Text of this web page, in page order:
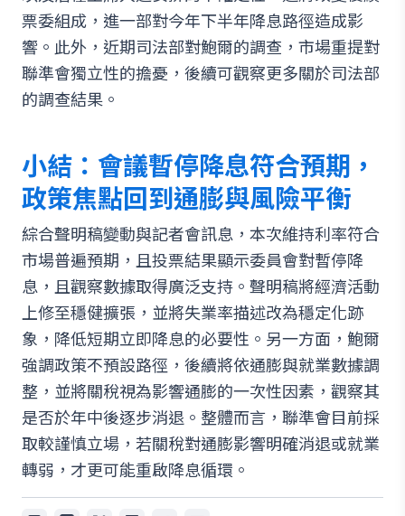
票委組成，進一部對今年下半年降息路徑造成影
響。此外，近期司法部對鮑爾的調查，市場重提對
聯準會獨立性的擔憂，後續可觀察更多關於司法部
的調查結果。
小結：會議暫停降息符合預期，
政策焦點回到通膨與風險平衡
綜合聲明稿變動與記者會訊息，本次維持利率符合
市場普遍預期，且投票結果顯示委員會對暫停降
息，且觀察數據取得廣泛支持。聲明稿將經濟活動
上修至穩健擴張，並將失業率描述改為穩定化跡
象，降低短期立即降息的必要性。另一方面，鮑爾
強調政策不預設路徑，後續將依通膨與就業數據調
整，並將關稅視為影響通膨的一次性因素，觀察其
是否於年中後逐步消退。整體而言，聯準會目前採
取較謹慎立場，若關稅對通膨影響明確消退或就業
轉弱，才更可能重啟降息循環。